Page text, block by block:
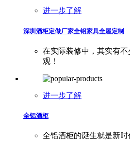
进一步了解
深圳酒柜定做厂家全铝家具全屋定制
在实际装修中，其实有
观！
进一步了解
全铝酒柜
全铝酒柜的诞生就是新